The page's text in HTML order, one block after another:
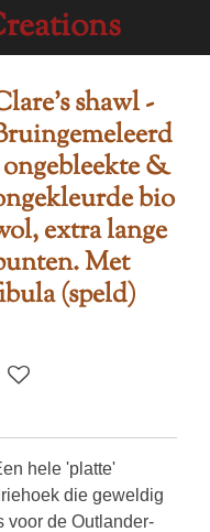
shawl -
&
bio
extra lange
Met
(speld)
hele 'platte'
die geweldig
voor de Outlander-